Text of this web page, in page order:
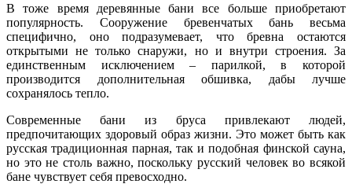
В тоже время деревянные бани все больше приобретают
популярность. Сооружение бревенчатых бань весьма
специфично, оно подразумевает, что бревна остаются
открытыми не только снаружи, но и внутри строения. За
единственным исключением – парилкой, в которой
производится дополнительная обшивка, дабы лучше
сохранялось тепло.
Современные бани из бруса привлекают людей,
предпочитающих здоровый образ жизни. Это может быть как
русская традиционная парная, так и подобная финской сауна,
но это не столь важно, поскольку русский человек во всякой
бане чувствует себя превосходно.